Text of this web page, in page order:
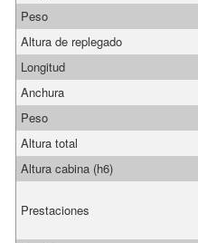
Peso
Altura de replegado
Longitud
Anchura
Peso
Altura total
Altura cabina (h6)
Prestaciones